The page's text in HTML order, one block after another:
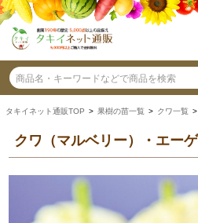
タキイネット通販TOP > 果樹の苗一覧 > クワ一覧
クワ（マルベリー）・エー